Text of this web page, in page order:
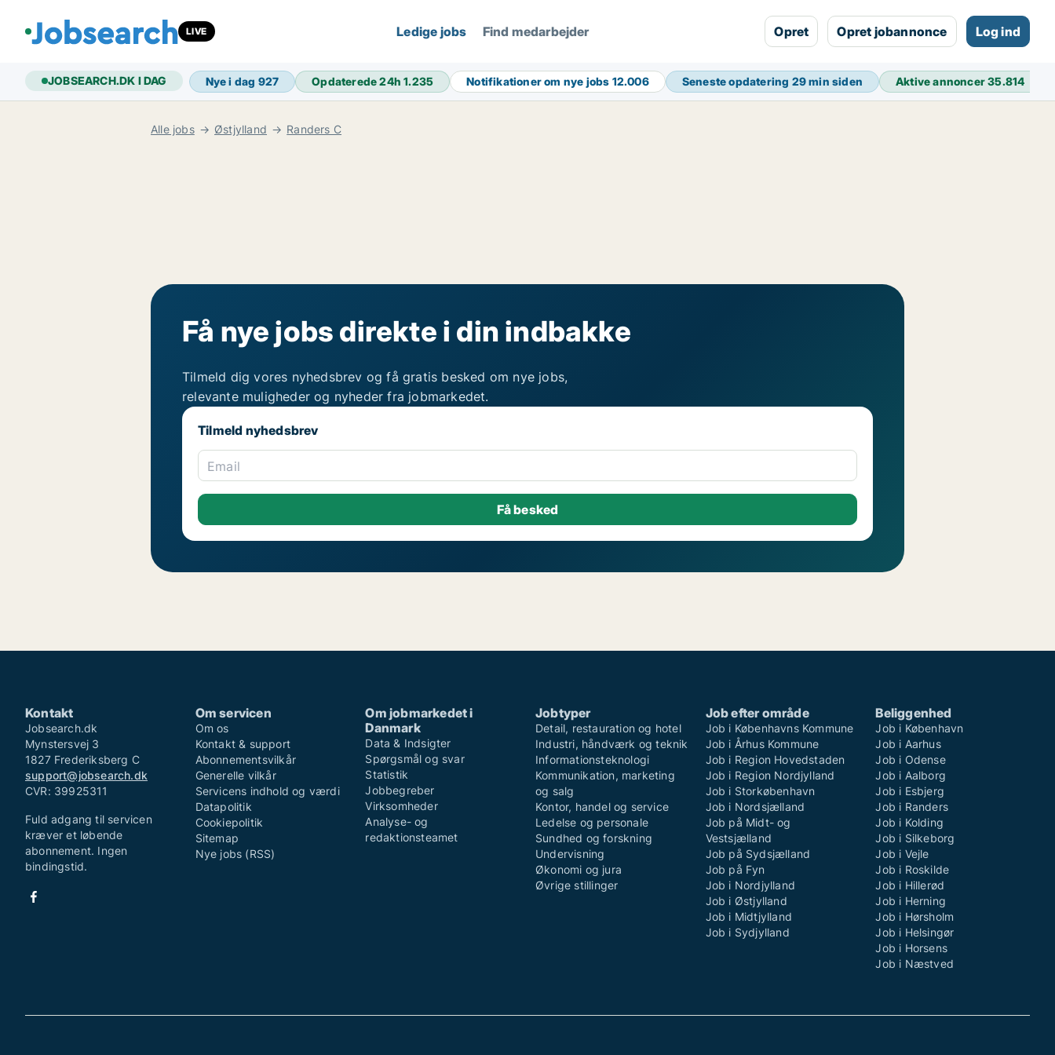
LIVE Ledige jobs Find medarbejder Opret Opret jobannonce Log ind
JOBSEARCH.DK I DAG Nye i dag 927 Opdaterede 24h1.235 Notifikationer om nye jobs 12.006 Seneste opdatering 29 min siden Aktive annoncer35.814
Alle jobs Østjylland Randers C
Få nye jobs direkte i din indbakke
Tilmeld dig vores nyhedsbrev og få gratis besked om nye jobs,
relevante muligheder og nyheder fra jobmarkedet.
Tilmeld nyhedsbrev
Email
Kontakt
Jobsearch.dk
Mynstersvej 3
1827 Frederiksberg C
support@jobsearch.dk
CVR: 39925311
Fuld adgang til servicen
kræver et løbende
abonnement. Ingen
bindingstid.
Om servicen
Om os
Kontakt & support
Abonnementsvilkår
Generelle vilkår
Servicens indhold og værdi
Datapolitik
Cookiepolitik
Sitemap
Nye jobs (RSS)
Om jobmarkedet i
Danmark
Data & Indsigter
Spørgsmål og svar
Statistik
Jobbegreber
Virksomheder
Analyse- og
redaktionsteamet
Jobtyper
Detail, restauration og hotel
Industri, håndværk og teknik
Informationsteknologi
Kommunikation, marketing
og salg
Kontor, handel og service
Ledelse og personale
Sundhed og forskning
Undervisning
Økonomi og jura
Øvrige stillinger
Job efter område
Job i Københavns Kommune
Job i Århus Kommune
Job i Region Hovedstaden
Job i Region Nordjylland
Job i Storkøbenhavn
Job i Nordsjælland
Job på Midt- og
Vestsjælland
Job på Sydsjælland
Job på Fyn
Job i Nordjylland
Job i Østjylland
Job i Midtjylland
Job i Sydjylland
Beliggenhed
Job i København
Job i Aarhus
Job i Odense
Job i Aalborg
Job i Esbjerg
Job i Randers
Job i Kolding
Job i Silkeborg
Job i Vejle
Job i Roskilde
Job i Hillerød
Job i Herning
Job i Hørsholm
Job i Helsingør
Job i Horsens
Job i Næstved